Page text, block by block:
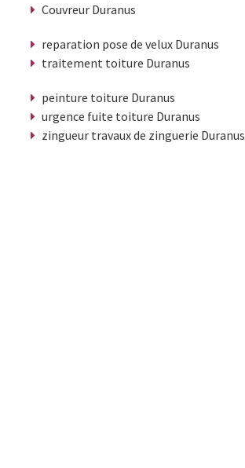
Couvreur Duranus
reparation pose de velux Duranus
traitement toiture Duranus
peinture toiture Duranus
urgence fuite toiture Duranus
zingueur travaux de zinguerie Duranus